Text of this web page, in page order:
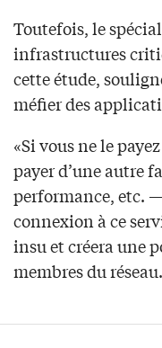
Toutefois, le
infrastructures
cette étude,
méfier des
«Si vous ne le
payer d’une autre
performance, etc. —
connexion à ce
insu et créera une
membres du